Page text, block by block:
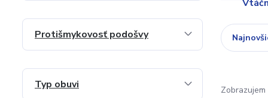
Protišmykovosť podošvy
Typ obuvi